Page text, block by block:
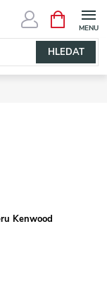
HLEDAT
NÁKUPNÍ
KOŠÍK
Kenwood